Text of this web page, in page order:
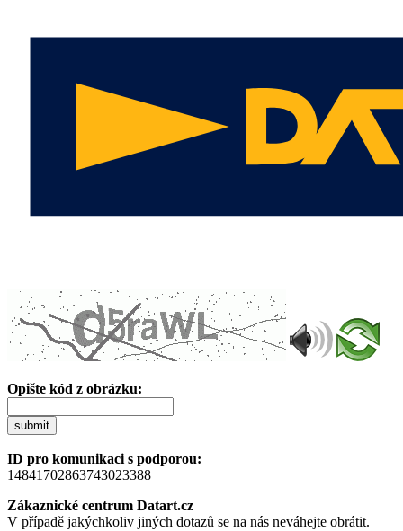
Opište kód z obrázku:
submit
ID pro komunikaci s podporou:
14841702863743023388
Zákaznické centrum Datart.cz
V případě jakýchkoliv jiných dotazů se na nás neváhejte obrátit.